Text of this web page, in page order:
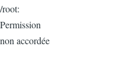
/root:
Permission
non accordée